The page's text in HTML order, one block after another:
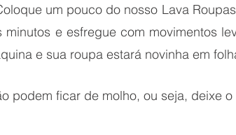
um pouco do nosso Lava
e esfregue com movimentos
e sua roupa estará novinha em
podem ficar de molho, ou seja, deixe